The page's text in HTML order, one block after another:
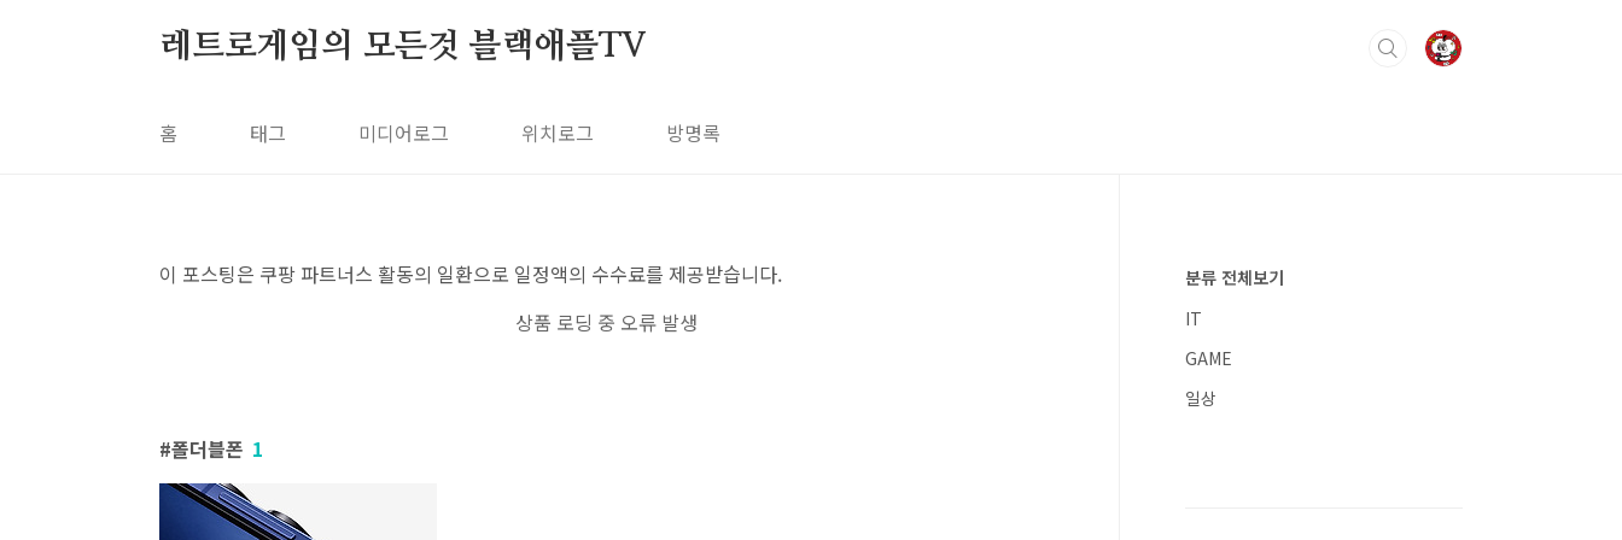
레트로게임의 모든것 블랙애플TV
홈 태그 미디어로그 위치로그 방명록
이 포스팅은 쿠팡 파트너스 활동의 일환으로 일정액의 수수료를 제공받습니다.
상품 로딩 중 오류 발생
폴더블폰 1
분류 전체보기
IT
GAME
일상